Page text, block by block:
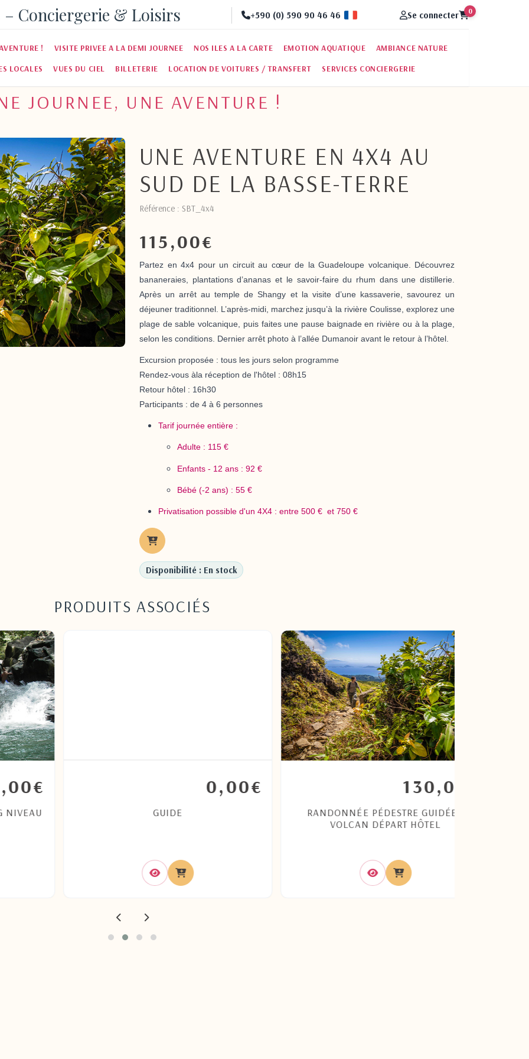
– Conciergerie & Loisirs +590 (0) 590 90 46 46 Se connecter 0
! VISITE PRIVEE A LA DEMI JOURNEE NOS ILES A LA CARTE EMOTION AQUATIQUE AMBIANCE NATURE
LOCALES VUES DU CIEL BILLETERIE LOCATION DE VOITURES / TRANSFERT SERVICES CONCIERGERIE
JOURNEE, UNE AVENTURE !
Suivant
UNE AVENTURE EN 4X4 AU
SUD DE LA BASSE-TERRE
Référence : SBT_4x4
115,00€
Partez en 4x4 pour un circuit au cœur de la Guadeloupe volcanique. Découvrez
bananeraies, plantations d’ananas et le savoir-faire du rhum dans une distillerie.
Après un arrêt au temple de Shangy et la visite d’une kassaverie, savourez un
déjeuner traditionnel. L’après-midi, marchez jusqu’à la rivière Coulisse, explorez une
plage de sable volcanique, puis faites une pause baignade en rivière ou à la plage,
selon les conditions. Dernier arrêt photo à l’allée Dumanoir avant le retour à l’hôtel.
Excursion proposée : tous les jours selon programme
Rendez-vous àla réception de l'hôtel : 08h15
Retour hôtel : 16h30
Participants : de 4 à 6 personnes
Tarif journée entière :
Adulte : 115 €
Enfants - 12 ans : 92 €
Bébé (-2 ans) : 55 €
Privatisation possible d'un 4X4 : entre 500 € et 750 €
Disponibilité : En stock
PRODUITS ASSOCIÉS
0,00€ 130,00€
RANDONNÉE PÉDESTRE GUIDÉE -
VOLCAN DÉPART HÔTEL